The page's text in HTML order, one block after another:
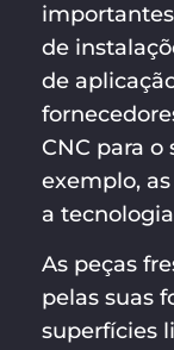
de
de
CNC para o
exemplo,
a
As peças
pelas suas
superfícies